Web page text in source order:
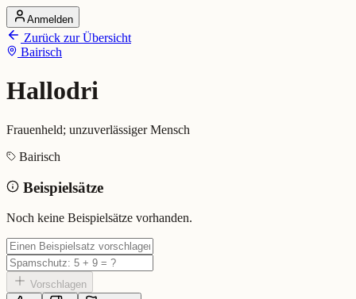
Startseite
Alle Dialekte
Dialekte vergleichen
Dialekt-Karte
Ranking
Hallodri (Bairisch)
Bedeutung: Frauenheld; unzuverlässiger Mensch
Eingereicht von: Mundwerk Team
Anmelden
Zurück zur Übersicht
Bairisch
Hallodri
Frauenheld; unzuverlässiger Mensch
Bairisch
Beispielsätze
Noch keine Beispielsätze vorhanden.
Vorschlagen